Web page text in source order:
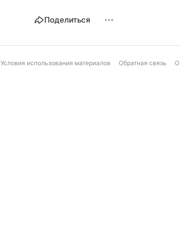
Поделиться
Условия использования материалов Обратная связь О